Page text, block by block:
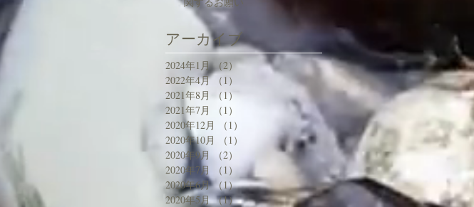
アーカイブ
2024年1月 （2）2件の記事
2022年4月
（1）
2021年8月
（1）1件の記事
2021年7月
（1）
2020年12月
（1）
1件の記事
2020年10月
（1）
1件の記事
2020年9月
（2）
2件の記事
2020年7月
（1）1件の記事
2020年6月 （1）1件の記事
2020年5月 （1）1件の記事